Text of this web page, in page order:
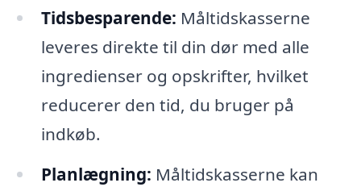
Tidsbesparende: Måltidskasserne
leveres direkte til din dør med alle
ingredienser og opskrifter, hvilket
reducerer den tid, du bruger på
indkøb.
Planlægning: Måltidskasserne kan